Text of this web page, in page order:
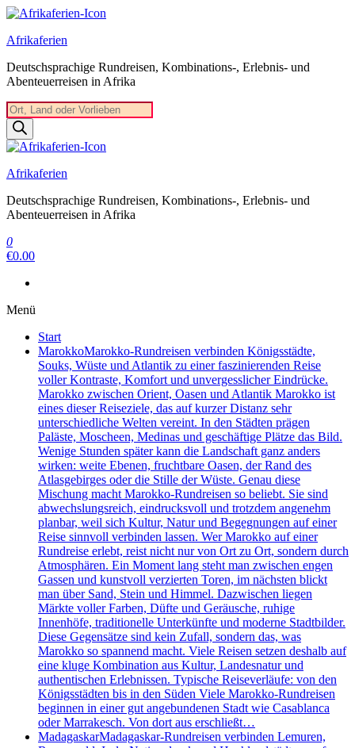
Zum
springen
Afrikaferien
Deutschsprachige Rundreisen, Kombinations-, Erlebnis- und
Abenteuerreisen in Afrika
Products
search
Afrikaferien
Deutschsprachige Rundreisen, Kombinations-, Erlebnis- und
Abenteuerreisen in Afrika
0
€0.00
Menü
Start
MarokkoMarokko-Rundreisen verbinden Königsstädte,
Souks, Wüste und Atlantik zu einer faszinierenden Reise
voller Kontraste, Komfort und unvergesslicher Eindrücke.
Marokko zwischen Orient, Oasen und Atlantik Marokko ist
eines dieser Reiseziele, das auf kurzer Distanz sehr
unterschiedliche Welten vereint. In den Städten prägen
Paläste, Moscheen, Medinas und geschäftige Plätze das Bild.
Wenige Stunden später kann die Landschaft ganz anders
wirken: weite Ebenen, fruchtbare Oasen, der Rand des
Atlasgebirges oder die Stille der Wüste. Genau diese
Mischung macht Marokko-Rundreisen so beliebt. Sie sind
abwechslungsreich, eindrucksvoll und trotzdem angenehm
planbar, weil sich Kultur, Natur und Begegnungen auf einer
Reise sinnvoll verbinden lassen. Wer Marokko auf einer
Rundreise erlebt, reist nicht nur von Ort zu Ort, sondern durch
Atmosphären. Ein Moment lang steht man zwischen engen
Gassen und kunstvoll verzierten Toren, im nächsten blickt
man über Sand, Stein und Himmel. Dazwischen liegen
Märkte voller Farben, Düfte und Geräusche, ruhige
Innenhöfe, traditionelle Unterkünfte und moderne Stadtbilder.
Diese Gegensätze sind kein Zufall, sondern das, was
Marokko so spannend macht. Viele Reisen setzen deshalb auf
eine kluge Kombination aus Kultur, Landesnatur und
authentischen Erlebnissen. Typische Reiseverläufe: von den
Königsstädten bis in den Süden Viele Marokko-Rundreisen
beginnen in einer gut angebundenen Stadt wie Casablanca
oder Marrakesch. Von dort aus erschließt…
MadagaskarMadagaskar-Rundreisen verbinden Lemuren,